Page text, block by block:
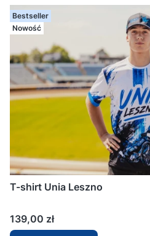
Bestseller
Nowość
T-shirt Unia Leszno
Cena
139,00 zł